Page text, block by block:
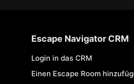
Escape Navigator CRM
Login in das CRM
Einen Escape Room